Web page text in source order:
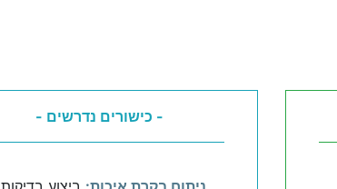
- כישורים נדרשים -